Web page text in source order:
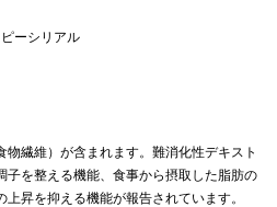
ーシリアル
繊維）が含まれます。難消化性デキスト
子を整える機能、食事から摂取した脂肪の
昇を抑える機能が報告されています。